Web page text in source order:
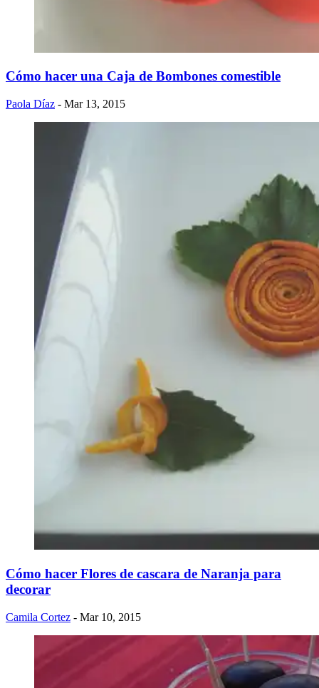
Cómo hacer una Caja de Bombones comestible
Paola Díaz - Mar 13, 2015
Cómo hacer Flores de cascara de Naranja para
decorar
Camila Cortez - Mar 10, 2015